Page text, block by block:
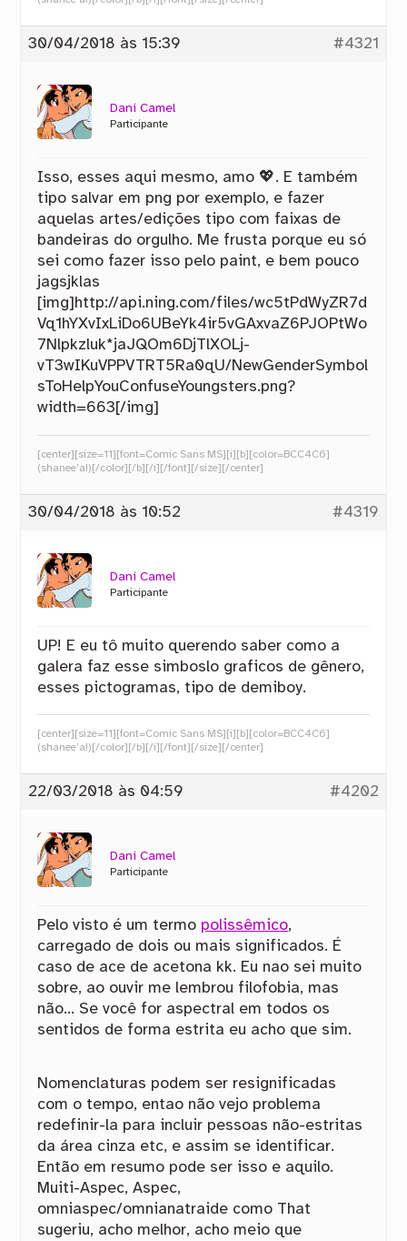
30/04/2018 às 15:39 #4321
Dani Camel
Participante
Isso, esses aqui mesmo, amo 💖. E também
tipo salvar em png por exemplo, e fazer
aquelas artes/edições tipo com faixas de
bandeiras do orgulho. Me frusta porque eu só
sei como fazer isso pelo paint, e bem pouco
jagsjklas
[img]http://api.ning.com/files/wc5tPdWyZR7d
Vq1hYXvIxLiDo6UBeYk4ir5vGAxvaZ6PJOPtWo
7Nlpkzluk*jaJQOm6DjTlXOLj-
vT3wIKuVPPVTRT5Ra0qU/NewGenderSymbol
sToHelpYouConfuseYoungsters.png?
width=663[/img]
[center][size=11][font=Comic Sans MS][i][b][color=BCC4C6]
(shanee’a!)[/color][/b][/i][/font][/size][/center]
30/04/2018 às 10:52 #4319
Dani Camel
Participante
UP! E eu tô muito querendo saber como a
galera faz esse simboslo graficos de gênero,
esses pictogramas, tipo de demiboy.
[center][size=11][font=Comic Sans MS][i][b][color=BCC4C6]
(shanee’a!)[/color][/b][/i][/font][/size][/center]
22/03/2018 às 04:59 #4202
Dani Camel
Participante
Pelo visto é um termo polissêmico,
carregado de dois ou mais significados. É
caso de ace de acetona kk. Eu nao sei muito
sobre, ao ouvir me lembrou filofobia, mas
não… Se você for aspectral em todos os
sentidos de forma estrita eu acho que sim.
Nomenclaturas podem ser resignificadas
com o tempo, entao não vejo problema
redefinir-la para incluir pessoas não-estritas
da área cinza etc, e assim se identificar.
Então em resumo pode ser isso e aquilo.
Muiti-Aspec, Aspec,
omniaspec/omnianatraide como That
sugeriu, acho melhor, acho meio que